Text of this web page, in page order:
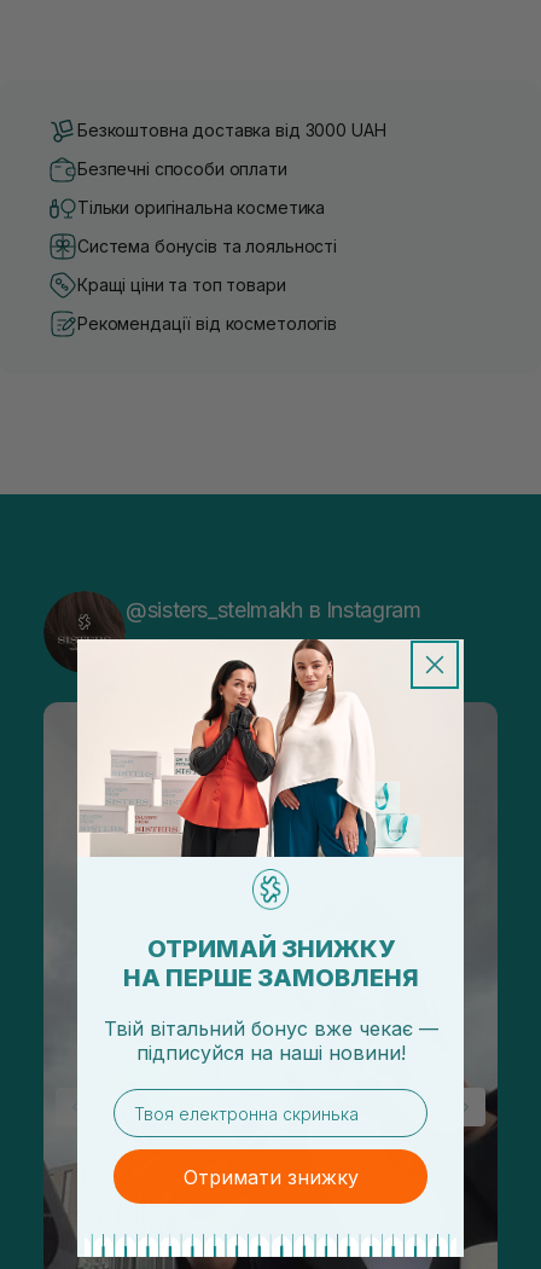
Безкоштовна доставка від 3000 UAH
Безпечні способи оплати
Тільки оригінальна косметика
Система бонусів та лояльності
Кращі ціни та топ товари
Рекомендації від косметологів
@sisters_stelmakh в Instagram
ОТРИМАЙ ЗНИЖКУ
НА ПЕРШЕ ЗАМОВЛЕНЯ
Твій вітальний бонус вже чекає —
підписуйся на наші новини!
email
Отримати знижку